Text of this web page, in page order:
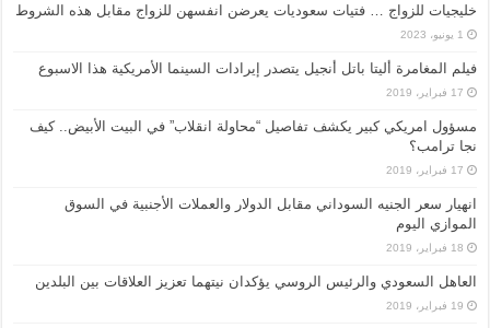
خليجيات للزواج … فتيات سعوديات يعرضن انفسهن للزواج مقابل هذه الشروط
1 يونيو، 2023
فيلم المغامرة أليتا‭ ‬باتل أنجيل يتصدر إيرادات السينما الأمريكية هذا الاسبوع
17 فبراير، 2019
مسؤول امريكي كبير يكشف تفاصيل “محاولة انقلاب” في البيت الأبيض.. كيف
نجا ترامب؟
17 فبراير، 2019
انهيار سعر الجنيه السوداني مقابل الدولار والعملات الأجنبية في السوق
الموازي اليوم
18 فبراير، 2019
العاهل السعودي والرئيس الروسي يؤكدان نيتهما تعزيز العلاقات بين البلدين
19 فبراير، 2019